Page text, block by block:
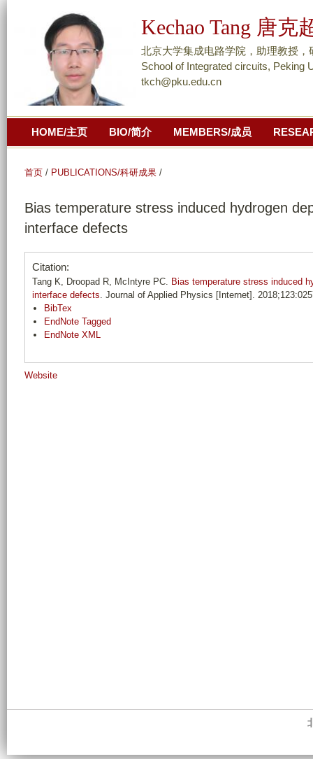
转
到
页
主
要
分
Kechao Tang 唐克
北京大学集成电路学院，助理教授
School of Integrated circuits, Peking
tkch@pku.edu.cn
HOME/主页 BIO/简介 MEMBERS/成员
首页 / PUBLICATIONS/科研成果 /
Bias temperature stress induced hydrogen
interface defects
Citation:
Tang K, Droopad R, McIntyre PC. Bias temperature stress induced
interface defects. Journal of Applied Physics [Internet].
BibTex
EndNote Tagged
EndNote XML
Website